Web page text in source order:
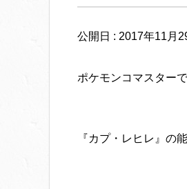
公開日 : 2017年11月
ポケモンコマスター
『カプ・レヒレ』の